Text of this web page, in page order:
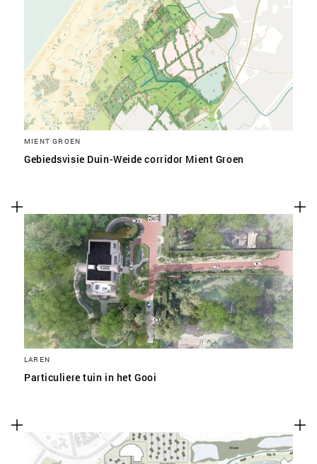
MIENT GROEN
Gebiedsvisie Duin-Weide corridor Mient Groen
LAREN
Particuliere tuin in het Gooi